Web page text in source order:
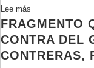
Código
de
Militar
Lee más
Procesos
de
detenidos
desaparecidos
FRAGMENTO
CONTRA DEL
CONTRERAS,